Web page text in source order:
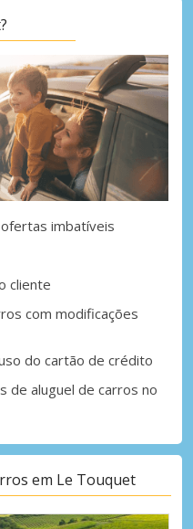
imbatíveis
cliente
com modificações
do cartão de crédito
de aluguel de carros no
em Le Touquet